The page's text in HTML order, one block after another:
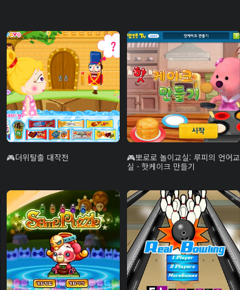
더위탈출 대작전 뽀로로 놀이교실: 루피의 언어교
실 - 핫케이크 만들기